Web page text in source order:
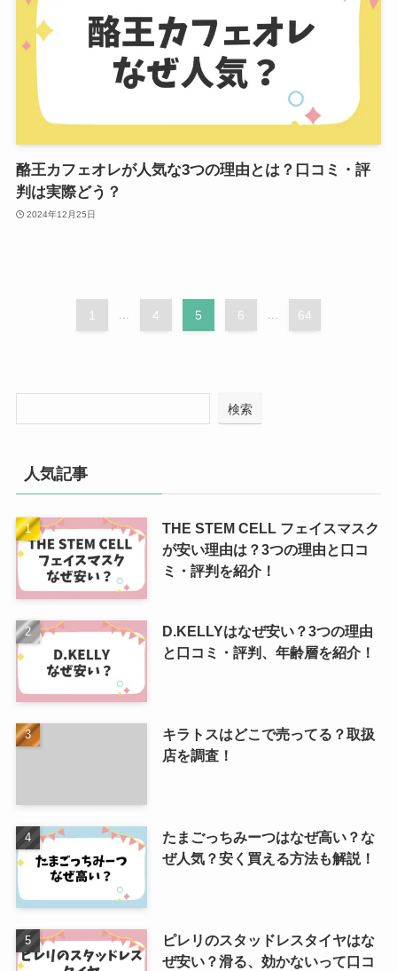
酪王カフェオレが人気な3つの理由とは？口コミ・評
判は実際どう？
2024年12月25日
1 4 5 6 64
検索
人気記事
THE STEM CELL フェイスマスク
が安い理由は？3つの理由と口コ
ミ・評判を紹介！
D.KELLYはなぜ安い？3つの理由
と口コミ・評判、年齢層を紹介！
キラトスはどこで売ってる？取扱
店を調査！
たまごっちみーつはなぜ高い？な
ぜ人気？安く買える方法も解説！
ピレリのスタッドレスタイヤはな
ぜ安い？滑る、効かないって口コ